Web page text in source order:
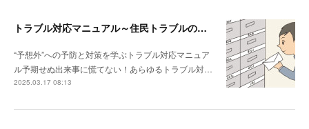
トラブル対応マニュアル～住民トラブルの危険度高!! マンションで注意したいポイント
“予想外”への予防と対策を学ぶトラブル対応マニュア
ル予期せぬ出来事に慌てない！あらゆるトラブル対…
2025.03.17 08:13